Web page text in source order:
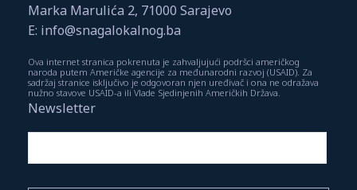
Marka Marulića 2, 71000 Sarajevo
E: info@snagalokalnog.ba
Ova internet stranica pokrenuta je zahvaljujući podršci američkog
naroda putem Američke agencije za međunarodni razvoj (USAID). Za
sadržaj stranice isključivo je odgovoran njen uređivač i ona ne odražava
nužno stavove USAID-a ili Vlade Sjedinjenih Američkih Država.
Newsletter